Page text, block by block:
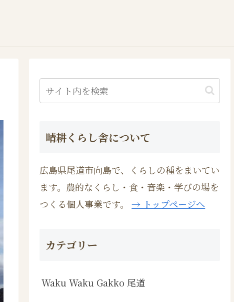
晴耕くらし舎について
広島県尾道市向島で、くらしの種をまいてい
ます。農的なくらし・食・音楽・学びの場を
つくる個人事業です。→ トップページへ
カテゴリー
Waku Waku Gakko 尾道